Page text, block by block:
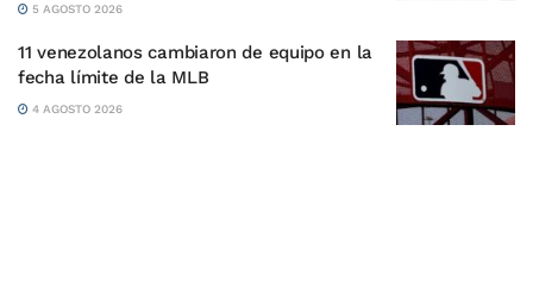
5 AGOSTO 2026
11 venezolanos cambiaron de equipo en la
fecha límite de la MLB
4 AGOSTO 2026